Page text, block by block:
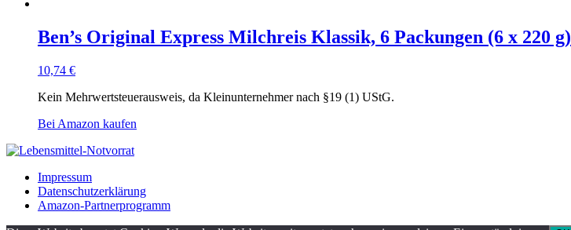
Ben’s Original Express Milchreis Klassik, 6 Packungen (6 x 220 g)
10,74 €
Kein Mehrwertsteuerausweis, da Kleinunternehmer nach §19 (1) UStG.
Bei Amazon kaufen
Impressum
Datenschutzerklärung
Amazon-Partnerprogramm